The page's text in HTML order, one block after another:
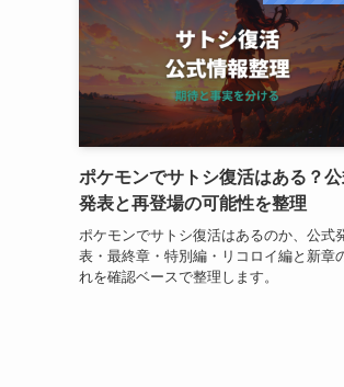
ポケモンでサトシ復活はある？
発表と再登場の可能性を整理
ポケモンでサトシ復活はあるのか、公式
表・最終章・特別編・リコロイ編と新章
れを確認ベースで整理します。